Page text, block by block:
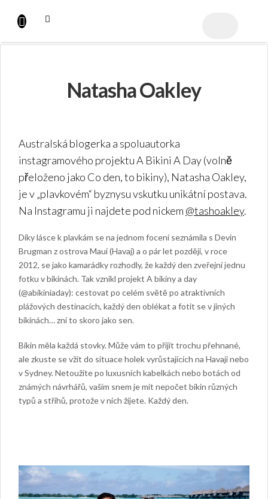
obsah
Natasha Oakley
Australská blogerka a spoluautorka
instagramového projektu A Bikini A Day (volně
přeloženo jako Co den, to bikiny), Natasha Oakley,
je v „plavkovém“ byznysu vskutku unikátní postava.
Na Instagramu ji najdete pod nickem @tashoakley.
Díky lásce k plavkám se na jednom focení seznámila s Devin
Brugman z ostrova Maui (Havaj) a o pár let později, v roce
2012, se jako kamarádky rozhodly, že každý den zveřejní jednu
fotku v bikinách. Tak vznikl projekt A bikiny a day
(@abikiniaday): cestovat po celém světě po atraktivních
plážových destinacích, každý den oblékat a fotit se v jiných
bikinách… zní to skoro jako sen.
Bikin měla každá stovky. Může vám to přijít trochu přehnané,
ale zkuste se vžít do situace holek vyrůstajících na Havaji nebo
v Sydney. Netoužíte po luxusních kabelkách nebo botách od
známých návrhářů, vaším snem je mít nepočet bikin různých
typů a střihů, protože v nich žijete. Každý den.